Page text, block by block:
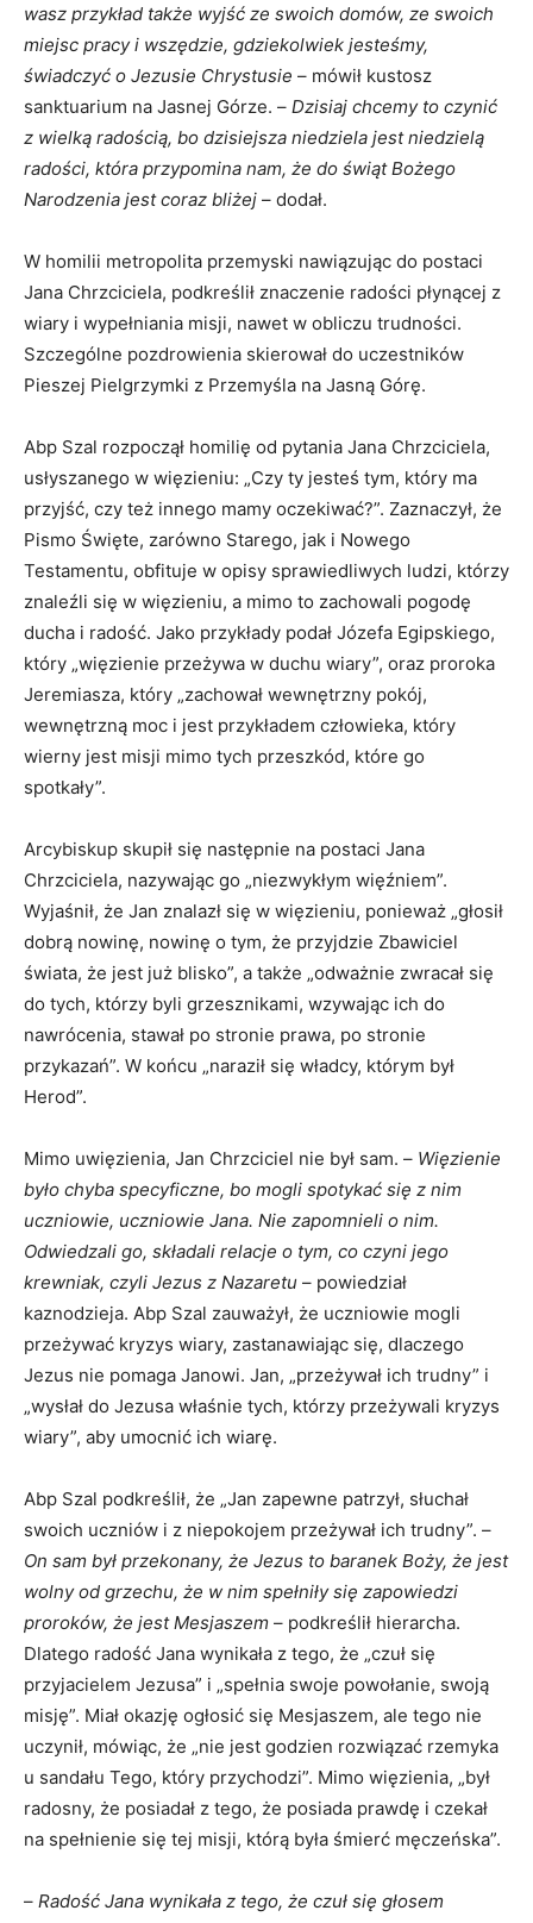
wasz przykład także wyjść ze swoich domów, ze swoich
miejsc pracy i wszędzie, gdziekolwiek jesteśmy,
świadczyć o Jezusie Chrystusie – mówił kustosz
sanktuarium na Jasnej Górze. – Dzisiaj chcemy to czynić
z wielką radością, bo dzisiejsza niedziela jest niedzielą
radości, która przypomina nam, że do świąt Bożego
Narodzenia jest coraz bliżej – dodał.
W homilii metropolita przemyski nawiązując do postaci
Jana Chrzciciela, podkreślił znaczenie radości płynącej z
wiary i wypełniania misji, nawet w obliczu trudności.
Szczególne pozdrowienia skierował do uczestników
Pieszej Pielgrzymki z Przemyśla na Jasną Górę.
Abp Szal rozpoczął homilię od pytania Jana Chrzciciela,
usłyszanego w więzieniu: „Czy ty jesteś tym, który ma
przyjść, czy też innego mamy oczekiwać?”. Zaznaczył, że
Pismo Święte, zarówno Starego, jak i Nowego
Testamentu, obfituje w opisy sprawiedliwych ludzi, którzy
znaleźli się w więzieniu, a mimo to zachowali pogodę
ducha i radość. Jako przykłady podał Józefa Egipskiego,
który „więzienie przeżywa w duchu wiary”, oraz proroka
Jeremiasza, który „zachował wewnętrzny pokój,
wewnętrzną moc i jest przykładem człowieka, który
wierny jest misji mimo tych przeszkód, które go
spotkały”.
Arcybiskup skupił się następnie na postaci Jana
Chrzciciela, nazywając go „niezwykłym więźniem”.
Wyjaśnił, że Jan znalazł się w więzieniu, ponieważ „głosił
dobrą nowinę, nowinę o tym, że przyjdzie Zbawiciel
świata, że jest już blisko”, a także „odważnie zwracał się
do tych, którzy byli grzesznikami, wzywając ich do
nawrócenia, stawał po stronie prawa, po stronie
przykazań”. W końcu „naraził się władcy, którym był
Herod”.
Mimo uwięzienia, Jan Chrzciciel nie był sam. – Więzienie
było chyba specyficzne, bo mogli spotykać się z nim
uczniowie, uczniowie Jana. Nie zapomnieli o nim.
Odwiedzali go, składali relacje o tym, co czyni jego
krewniak, czyli Jezus z Nazaretu – powiedział
kaznodzieja. Abp Szal zauważył, że uczniowie mogli
przeżywać kryzys wiary, zastanawiając się, dlaczego
Jezus nie pomaga Janowi. Jan, „przeżywał ich trudny” i
„wysłał do Jezusa właśnie tych, którzy przeżywali kryzys
wiary”, aby umocnić ich wiarę.
Abp Szal podkreślił, że „Jan zapewne patrzył, słuchał
swoich uczniów i z niepokojem przeżywał ich trudny”. –
On sam był przekonany, że Jezus to baranek Boży, że jest
wolny od grzechu, że w nim spełniły się zapowiedzi
proroków, że jest Mesjaszem – podkreślił hierarcha.
Dlatego radość Jana wynikała z tego, że „czuł się
przyjacielem Jezusa” i „spełnia swoje powołanie, swoją
misję”. Miał okazję ogłosić się Mesjaszem, ale tego nie
uczynił, mówiąc, że „nie jest godzien rozwiązać rzemyka
u sandału Tego, który przychodzi”. Mimo więzienia, „był
radosny, że posiadał z tego, że posiada prawdę i czekał
na spełnienie się tej misji, którą była śmierć męczeńska”.
– Radość Jana wynikała z tego, że czuł się głosem